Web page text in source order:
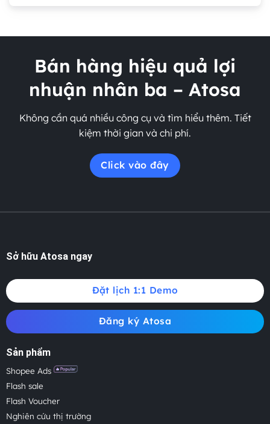
Bán hàng hiệu quả lợi
nhuận nhân ba – Atosa
Không cần quá nhiều công cụ và tìm hiểu thêm. Tiết
kiệm thời gian và chi phí.
Click vào đây
Sở hữu Atosa ngay
Đặt lịch 1:1 Demo
Đăng ký Atosa
Sản phẩm
Shopee Ads
Flash sale
Flash Voucher
Nghiên cứu thị trường